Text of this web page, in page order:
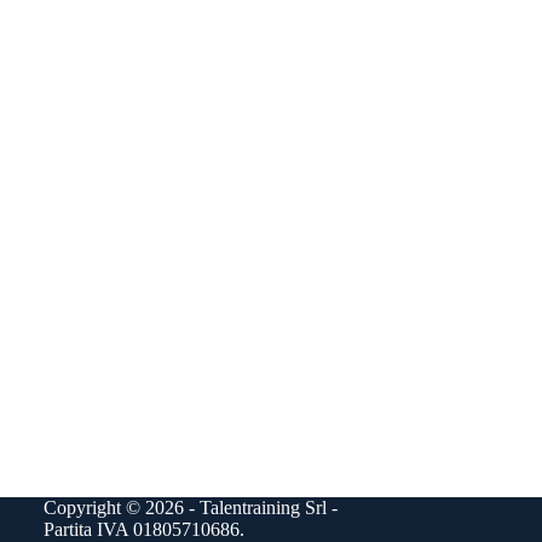
Copyright © 2026 - Talentraining Srl -
Partita IVA 01805710686.